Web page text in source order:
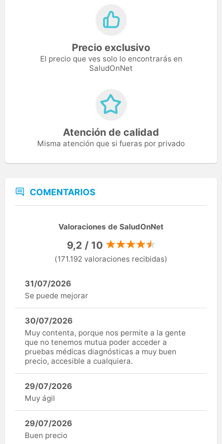
Precio exclusivo
El precio que ves solo lo encontrarás en
SaludOnNet
Atención de calidad
Misma atención que si fueras por privado
COMENTARIOS
Valoraciones de SaludOnNet
9,2 / 10
(171.192 valoraciones recibidas)
31/07/2026
Se puede mejorar
30/07/2026
Muy contenta, porque nos permite a la gente
que no tenemos mutua poder acceder a
pruebas médicas diagnósticas a muy buen
precio, accesible a cualquiera.
29/07/2026
Muy ágil
29/07/2026
Buen precio